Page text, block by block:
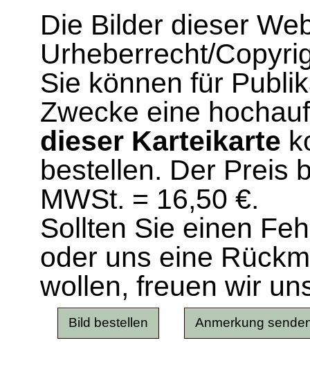
Die Bilder dieser
Urheberrecht/
Sie können für
Zwecke eine
dieser Karteikarte
bestellen. Der Preis
MWSt. = 16,50 €.
Sollten Sie einen
oder uns eine
wollen, freuen wir